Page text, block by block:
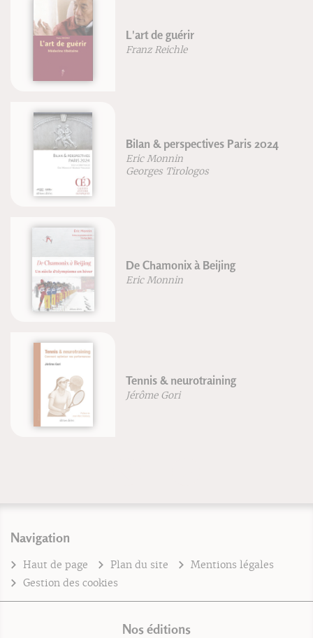
L'art de guérir
Franz Reichle
Bilan & perspectives Paris 2024
Eric Monnin
Georges Tirologos
De Chamonix à Beijing
Eric Monnin
Tennis & neurotraining
Jérôme Gori
Navigation
Haut de page Plan du site
Mentions légales
Gestion des cookies
Nos éditions